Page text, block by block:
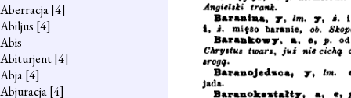
Aberracja[4]
Abiljus [4]
Abis
Abiturjent[4]
Abja[4]
Abjuracja[4]